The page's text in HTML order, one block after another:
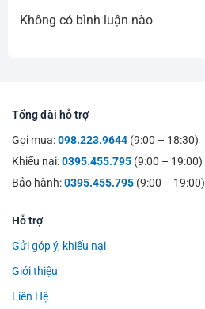
Không có bình luận nào
Tổng đài hỗ trợ
Gọi mua:098.223.9644 (9:00 – 18:30)
Khiếu nại:0395.455.795 (9:00 – 19:00)
Bảo hành:0395.455.795 (9:00 – 19:00)
Hỗ trợ
Gửi góp ý, khiếu nại
Giới thiệu
Liên Hệ